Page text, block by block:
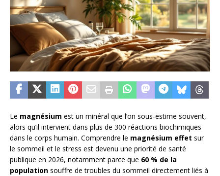
Le magnésium est un minéral que l’on sous-estime souvent,
alors qu’il intervient dans plus de 300 réactions biochimiques
dans le corps humain. Comprendre le magnésium effet sur
le sommeil et le stress est devenu une priorité de santé
publique en 2026, notamment parce que 60 % de la
population souffre de troubles du sommeil directement liés à